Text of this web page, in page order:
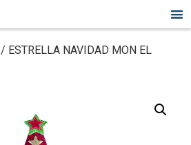
/ ESTRELLA NAVIDAD MON EL